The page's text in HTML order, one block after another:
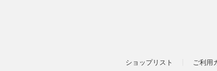
ショップリスト ご利用